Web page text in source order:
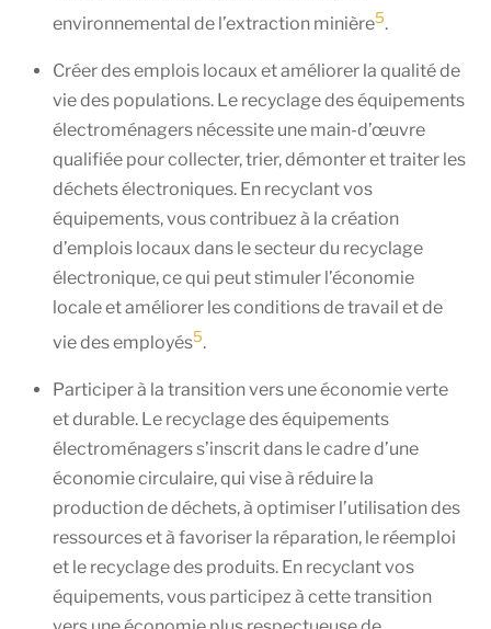
environnemental de l’extraction minière5.
Créer des emplois locaux et améliorer la qualité de
vie des populations. Le recyclage des équipements
électroménagers nécessite une main-d’œuvre
qualifiée pour collecter, trier, démonter et traiter les
déchets électroniques. En recyclant vos
équipements, vous contribuez à la création
d’emplois locaux dans le secteur du recyclage
électronique, ce qui peut stimuler l’économie
locale et améliorer les conditions de travail et de
vie des employés5.
Participer à la transition vers une économie verte
et durable. Le recyclage des équipements
électroménagers s’inscrit dans le cadre d’une
économie circulaire, qui vise à réduire la
production de déchets, à optimiser l’utilisation des
ressources et à favoriser la réparation, le réemploi
et le recyclage des produits. En recyclant vos
équipements, vous participez à cette transition